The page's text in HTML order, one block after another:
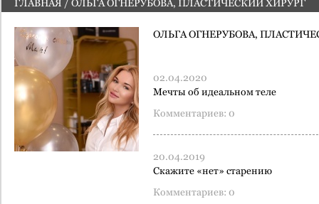
ВЫ ЗДЕСЬ
ГЛАВНАЯ / ОЛЬГА ОГНЕРУБОВА, ПЛАСТИЧЕСКИЙ ХИРУРГ
ОЛЬГА ОГНЕРУБОВА,
02.04.2020
Мечты об идеальном теле
Комментариев: 0
20.04.2019
Скажите «нет» старению
Комментариев: 0